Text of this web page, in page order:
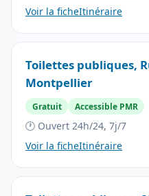
Voir la ficheItinéraire
Toilettes publiques,
Montpellier
Gratuit Accessible PMR
🕐 Ouvert 24h/24, 7j/7
Voir la ficheItinéraire